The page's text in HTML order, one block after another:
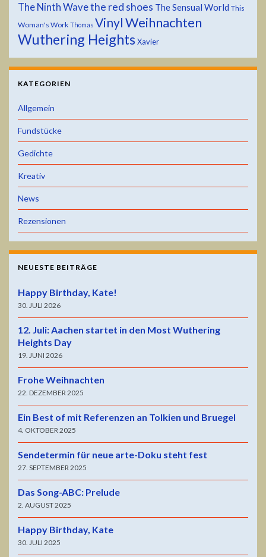
The Ninth Wavethe red shoes The Sensual World This
Woman's Work Thomas VinylWeihnachten
Wuthering Heights Xavier
KATEGORIEN
Allgemein
Fundstücke
Gedichte
Kreativ
News
Rezensionen
NEUESTE BEITRÄGE
Happy Birthday, Kate!
30. JULI 2026
12. Juli: Aachen startet in den Most Wuthering
Heights Day
19. JUNI 2026
Frohe Weihnachten
22. DEZEMBER 2025
Ein Best of mit Referenzen an Tolkien und Bruegel
4. OKTOBER 2025
Sendetermin für neue arte-Doku steht fest
27. SEPTEMBER 2025
Das Song-ABC: Prelude
2. AUGUST 2025
Happy Birthday, Kate
30. JULI 2025